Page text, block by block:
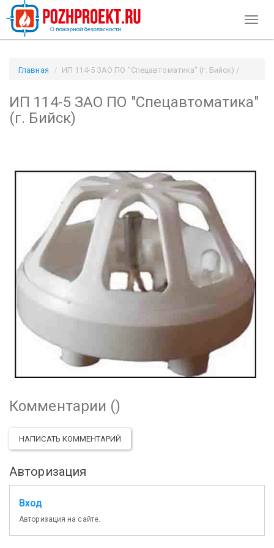
Главная
ИП 114-5 ЗАО ПО "Спецавтоматика" (г. Бийск) /
ИП 114-5 ЗАО ПО "Спецавтоматика"
(г. Бийск)
Комментарии ()
НАПИСАТЬ КОММЕНТАРИЙ
Авторизация
Вход
Авторизация на сайте.